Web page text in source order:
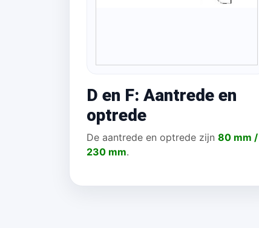
D en F: Aantrede en
optrede
De aantrede en optrede zijn 80 mm /
230 mm.